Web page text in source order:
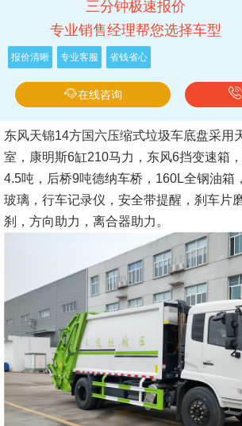
三分钟极速报价
专业销售经理帮您选择车型
报价清晰 专业客服 省钱省心
在线咨询
东风天锦14方国六压缩式垃圾车底盘采用
室，康明斯6缸210马力，东风6挡变速箱
4.5吨，后桥9吨德纳车桥，160L全钢油箱
玻璃，行车记录仪，安全带提醒，刹车片
刹，方向助力，离合器助力。